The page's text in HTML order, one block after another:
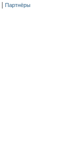
Партнёры